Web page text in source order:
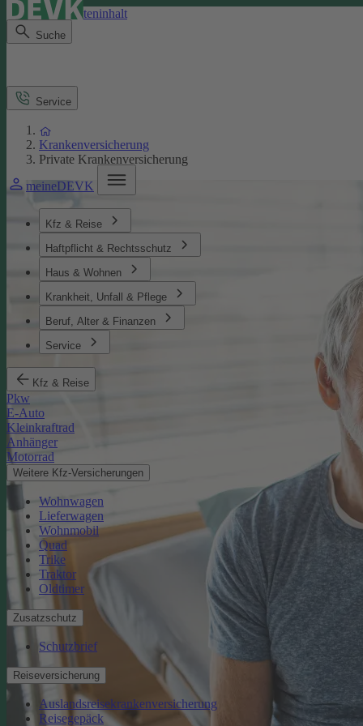
Direkt zum Seiteninhalt
Suche
meineDEVK
Kfz & Reise
Haftpflicht & Rechtsschutz
Haus & Wohnen
Krankheit, Unfall & Pflege
Beruf, Alter & Finanzen
Service
Kfz & Reise
Pkw
E-Auto
Kleinkraftrad
Anhänger
Motorrad
Weitere Kfz-Versicherungen
Wohnwagen
Lieferwagen
Wohnmobil
Quad
Trike
Traktor
Oldtimer
Zusatzschutz
Schutzbrief
Reiseversicherung
Auslandsreisekrankenversicherung
Reisegepäck
Service
Krankenversicherung
Private Krankenversicherung